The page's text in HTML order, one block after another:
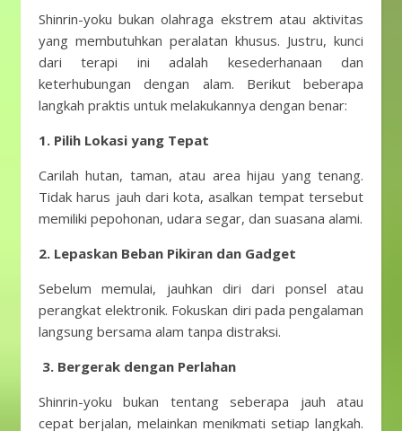
Shinrin-yoku bukan olahraga ekstrem atau aktivitas
yang membutuhkan peralatan khusus. Justru, kunci
dari terapi ini adalah kesederhanaan dan
keterhubungan dengan alam. Berikut beberapa
langkah praktis untuk melakukannya dengan benar:
1. Pilih Lokasi yang Tepat
Carilah hutan, taman, atau area hijau yang tenang.
Tidak harus jauh dari kota, asalkan tempat tersebut
memiliki pepohonan, udara segar, dan suasana alami.
2. Lepaskan Beban Pikiran dan Gadget
Sebelum memulai, jauhkan diri dari ponsel atau
perangkat elektronik. Fokuskan diri pada pengalaman
langsung bersama alam tanpa distraksi.
3. Bergerak dengan Perlahan
Shinrin-yoku bukan tentang seberapa jauh atau
cepat berjalan, melainkan menikmati setiap langkah.